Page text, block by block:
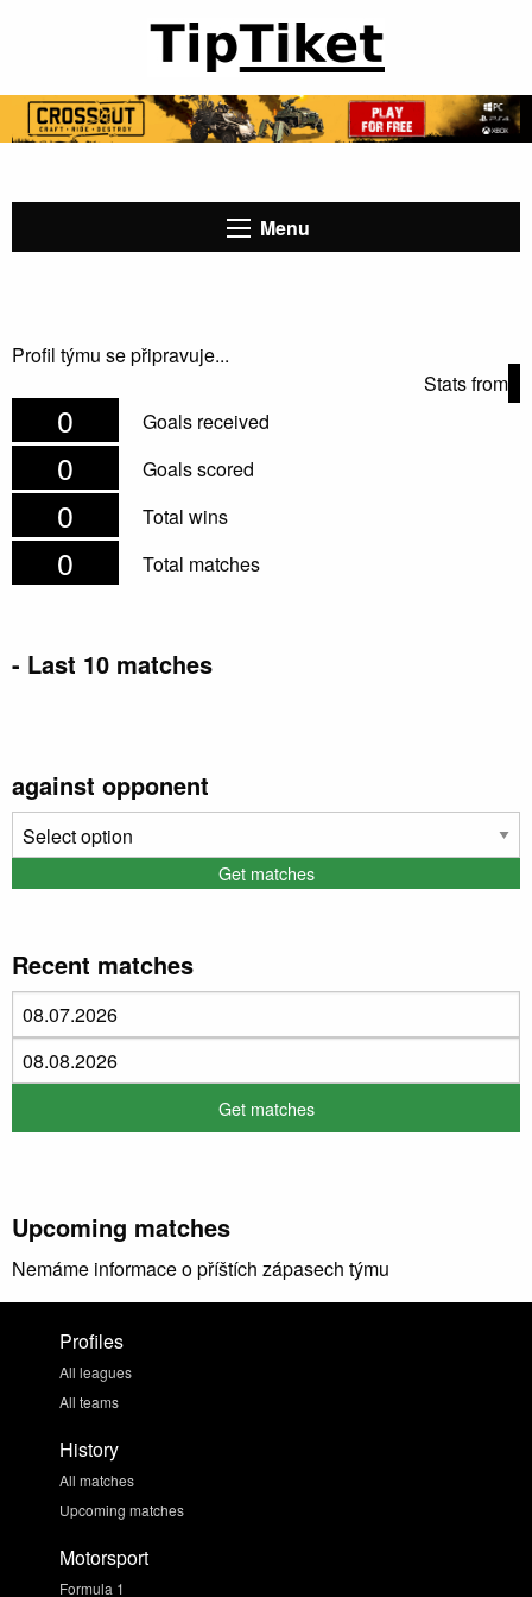
Menu
Profil týmu se připravuje...
Stats from
0 Goals received
0 Goals scored
0 Total wins
0 Total matches
- Last 10 matches
against opponent
Recent matches
Upcoming matches
Nemáme informace o příštích zápasech týmu
Profiles
All leagues
All teams
History
All matches
Upcoming matches
Motorsport
Formula 1